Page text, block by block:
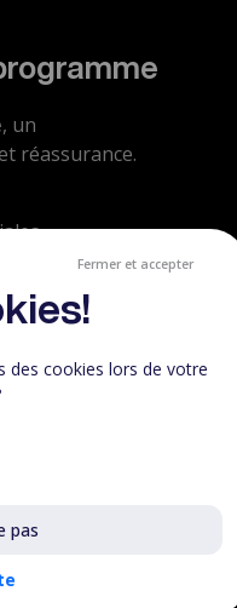
Fermer et accepter
des cookies lors de votre
pas
, un
réassurance.
suite
une stratégie
la vente de